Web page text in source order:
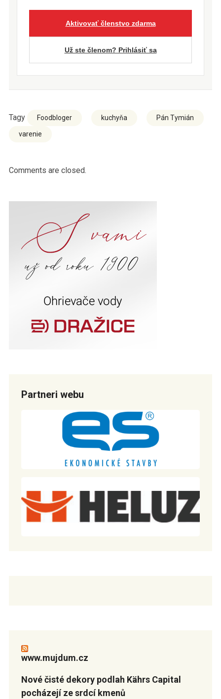
Aktivovať členstvo zdarma
Už ste členom? Prihlásiť sa
Tagy Foodbloger kuchyňa Pán Tymián
varenie
Comments are closed.
Partneri webu
www.mujdum.cz
Nové čisté dekory podlah Kährs Capital
pocházejí ze srdcí kmenů